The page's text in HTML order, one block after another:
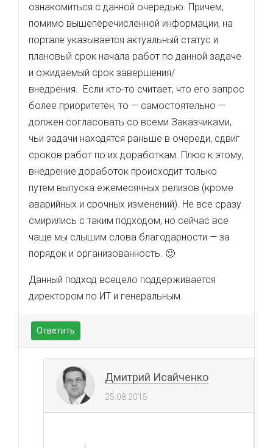
ознакомиться с данной очередью. Причем,
помимо вышеперечисленной информации, на
портале указывается актуальный статус и
плановый срок начала работ по данной задаче
и ожидаемый срок завершения/
внедрения. Если кто-то считает, что его запрос
более приоритетен, то — самостоятельно —
должен согласовать со всеми Заказчиками,
чьи задачи находятся раньше в очереди, сдвиг
сроков работ по их доработкам. Плюс к этому,
внедрение доработок происходит только
путем выпуска ежемесячных релизов (кроме
аварийных и срочных изменений). Не все сразу
смирились с таким подходом, но сейчас все
чаще мы слышим слова благодарности — за
порядок и организованность. 🙂
Данный подход всецело поддерживается
директором по ИТ и генеральным.
Ответить
Дмитрий Исайченко
25.08.2015